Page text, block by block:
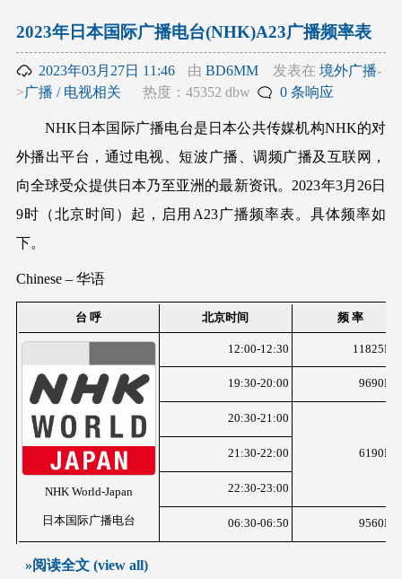
2023年日本国际广播电台(NHK)A23广播频率表
2023年03月27日 11:46 由BD6MM 发表在境外广播-
>广播 / 电视相关 热度：45352 dbw 0 条响应
NHK日本国际广播电台是日本公共传媒机构NHK的对
外播出平台，通过电视、短波广播、调频广播及互联网，
向全球受众提供日本乃至亚洲的最新资讯。2023年3月26日
9时（北京时间）起，启用A23广播频率表。具体频率如
下。
Chinese – 华语
台 呼 北京时间 频 率
NHK World-Japan
日本国际广播电台
12:00-12:30
19:30-20:00
20:30-21:00
21:30-22:00
22:30-23:00
06:30-06:50
»阅读全文 (view all)